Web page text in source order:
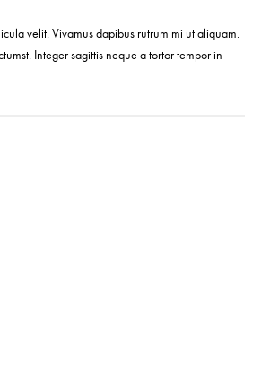
velit. Vivamus dapibus rutrum mi ut aliquam.
Integer sagittis neque a tortor tempor in